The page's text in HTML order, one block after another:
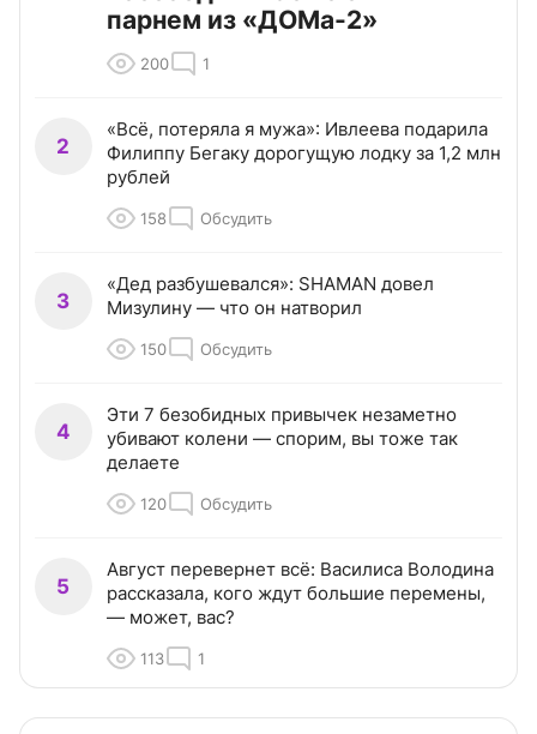
парнем из «ДОМа-2»
200 1
2
«Всё, потеряла я мужа»: Ивлеева подарила
Филиппу Бегаку дорогущую лодку за 1,2 млн
рублей
158 Обсудить
3
«Дед разбушевался»: SHAMAN довел
Мизулину — что он натворил
150 Обсудить
4
Эти 7 безобидных привычек незаметно
убивают колени — спорим, вы тоже так
делаете
120 Обсудить
5
Август перевернет всё: Василиса Володина
рассказала, кого ждут большие перемены,
— может, вас?
113 1